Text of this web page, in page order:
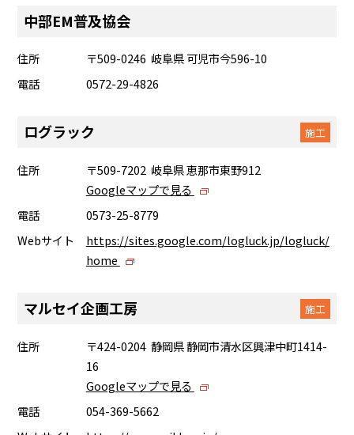
中部EM普及協会
住所
〒509-0246 岐阜県 可児市今596-10
電話
0572-29-4826
ログラック 施工
住所
〒509-7202 岐阜県 恵那市東野912
Googleマップで見る
電話
0573-25-8779
Webサイト
https://sites.google.com/logluck.jp/logluck/
home
マルセイ企画工房 施工
住所
〒424-0204 静岡県 静岡市清水区興津中町1414-
16
Googleマップで見る
電話
054-369-5662